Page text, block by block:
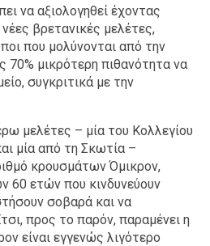
να αξιολογηθεί έχοντας
βρετανικές μελέτες,
που μολύνονται από την
70% μικρότερη πιθανότητα να
συγκριτικά με την
μελέτες – μία του Κολλεγίου
μία από τη Σκωτία –
κρουσμάτων Όμικρον,
60 ετών που κινδυνεύουν
σοβαρά και να
προς το παρόν, παραμένει η
είναι εγγενώς λιγότερο